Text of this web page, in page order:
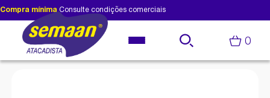
Compra mínima Consulte condições comerciais
0